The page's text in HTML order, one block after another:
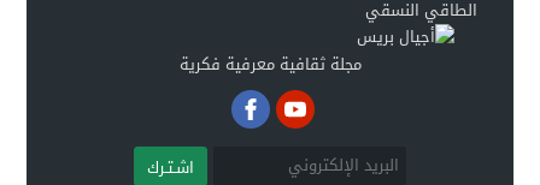
مجلة ثقافية معرفية فكرية
اشـتـرك